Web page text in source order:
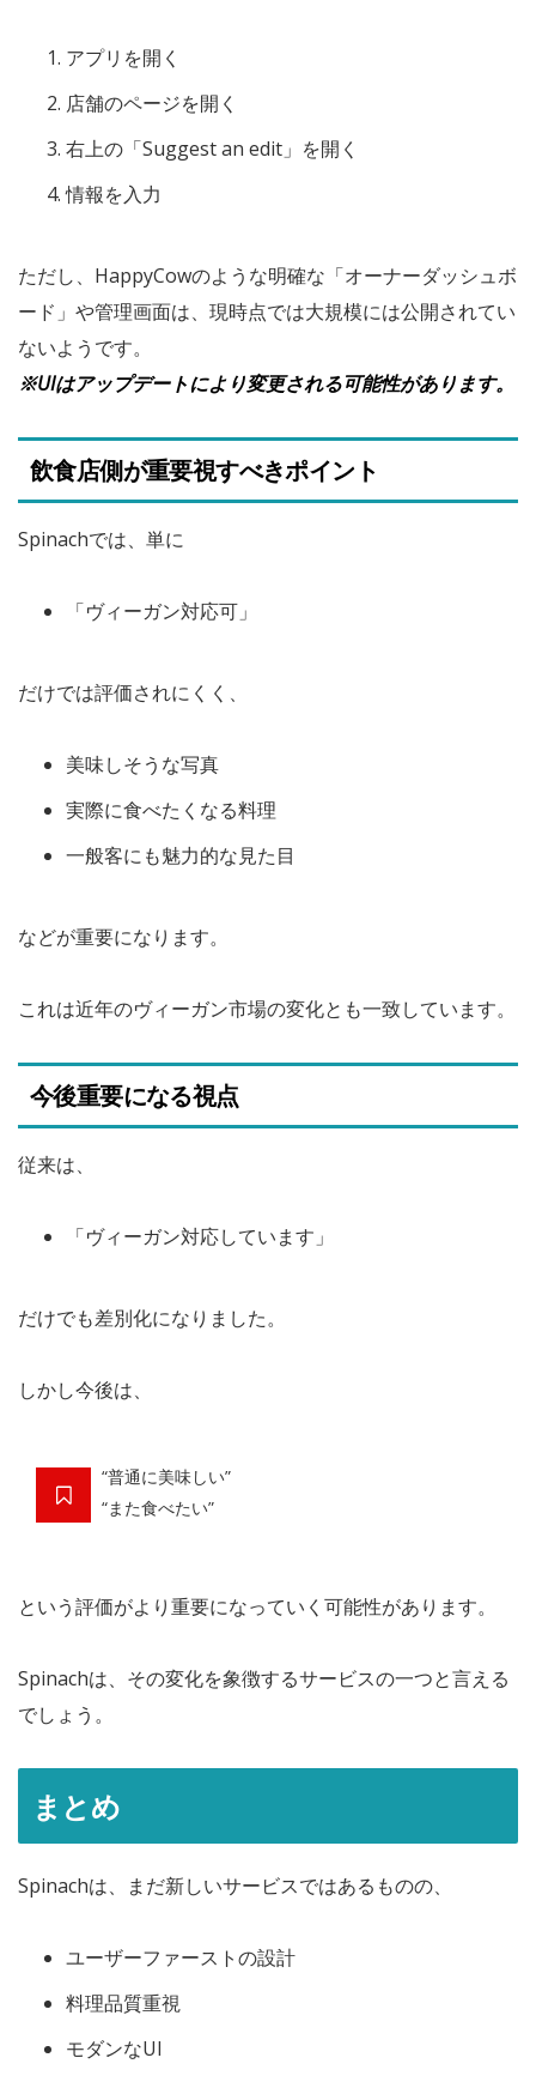
アプリを開く
店舗のページを開く
右上の「Suggest an edit」を開く
情報を入力
ただし、HappyCowのような明確な「オーナーダッシュボ
ード」や管理画面は、現時点では大規模には公開されてい
ないようです。
※UIはアップデートにより変更される可能性があります。
飲食店側が重要視すべきポイント
Spinachでは、単に
「ヴィーガン対応可」
だけでは評価されにくく、
美味しそうな写真
実際に食べたくなる料理
一般客にも魅力的な見た目
などが重要になります。
これは近年のヴィーガン市場の変化とも一致しています。
今後重要になる視点
従来は、
「ヴィーガン対応しています」
だけでも差別化になりました。
しかし今後は、
“普通に美味しい”
“また食べたい”
という評価がより重要になっていく可能性があります。
Spinachは、その変化を象徴するサービスの一つと言える
でしょう。
まとめ
Spinachは、まだ新しいサービスではあるものの、
ユーザーファーストの設計
料理品質重視
モダンなUI